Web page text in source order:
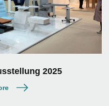
2025